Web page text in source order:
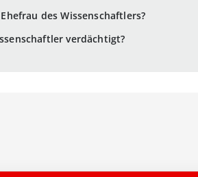
des Wissenschaftlers?
verdächtigt?